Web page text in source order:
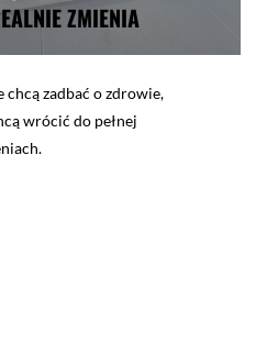
ZMIENIA
chcą zadbać o zdrowie,
wrócić do pełnej